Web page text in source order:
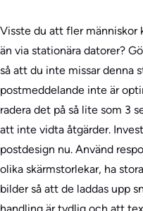
Visste du att fler människor
än via stationära datorer?
så att du inte missar denna
postmeddelande inte är
radera det på så lite som 3
att inte vidta åtgärder.
postdesign nu. Använd
olika skärmstorlekar, ha
bilder så att de laddas upp